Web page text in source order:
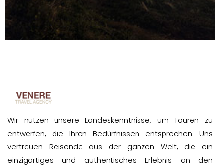
Wir nutzen unsere Landeskenntnisse, um Touren zu
entwerfen, die Ihren Bedürfnissen entsprechen. Uns
vertrauen Reisende aus der ganzen Welt, die ein
einzigartiges und authentisches Erlebnis an den